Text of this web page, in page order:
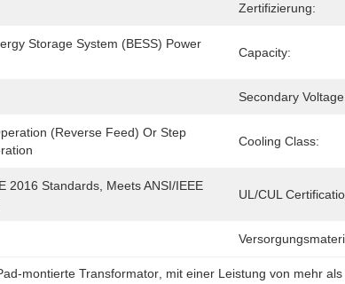
Zertifizierung:
Storage System (BESS) Power
Capacity:
Secondary
(Reverse Feed) Or Step
Cooling Class:
2016 Standards, Meets ANSI/IEEE
UL/cUL
montierte Transformator mit einer Leistung von mehr als